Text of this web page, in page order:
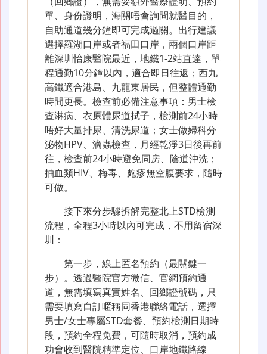
單、身份證明，海關唔會詢問就醫目的，
自助通道幾分鐘即可完成過關。出行建議
選擇羅湖口岸或者福田口岸，兩個口岸距
離深圳怡康醫院最近，地鐵1-2站直達，單
程通勤10分鐘以內，適合即日往返；西九
高鐵適合港島、九龍東居民，但整體通勤
時間更長。檢查前必備注意事項：男士檢
查淋病、衣原體尿道拭子，檢測前24小時
唔好大量排尿、清洗尿道；女士做婦科分
泌物HPV、滴蟲檢查，月經乾淨3日後再前
往，檢查前24小時避免同房、陰道沖洗；
抽血類HIV、梅毒、皰疹無空腹要求，隨時
可做。
接下來分步驟拆解完整北上STD檢測
流程，全程3小時以內可完成，不用留宿深
圳：
第一步，線上匿名預約（最關鍵一
步）。透過醫院官方微信、官網預約通
道，無需填寫真實姓名、回鄉證號碼，只
需要填寫自訂暱稱同香港聯絡電話，選擇
男士/女士專屬STD套餐、預約檢測日期時
段，預約全程免費，可隨時取消，預約成
功會收到醫院精準定位、口岸地鐵路線